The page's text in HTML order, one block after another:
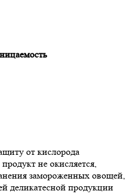
от кислорода
не окисляется,
замороженных овощей,
деликатесной продукции